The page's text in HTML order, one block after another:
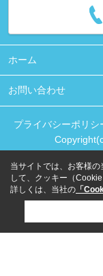
ホーム
お問い合わせ
プライバシーポリシ
当サイトでは、お客様
して、クッキー（
詳しくは、当社の 「